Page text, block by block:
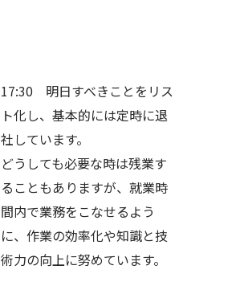
17:30 明日すべきことをリス
ト化し、基本的には定時に退
社しています。
どうしても必要な時は残業す
ることもありますが、就業時
間内で業務をこなせるよう
に、作業の効率化や知識と技
術力の向上に努めています。